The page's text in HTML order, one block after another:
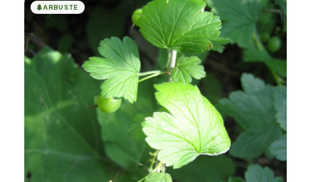
🌲ARBUSTE